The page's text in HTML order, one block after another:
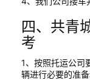
四、共青
考
1、按照托运公司
辆进行必要的准